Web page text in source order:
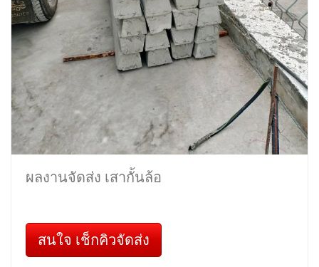
ผลงานจัดส่ง เสากั้นล้อ
สนใจ เช็กคิวจัดส่ง